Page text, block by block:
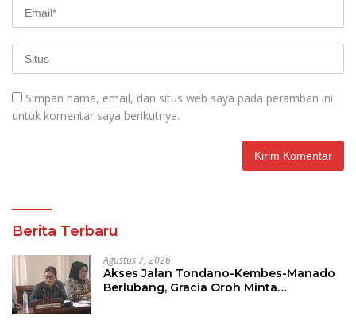
Simpan nama, email, dan situs web saya pada peramban ini
untuk komentar saya berikutnya.
Berita Terbaru
Agustus 7, 2026
Akses Jalan Tondano-Kembes-Manado
Berlubang, Gracia Oroh Minta